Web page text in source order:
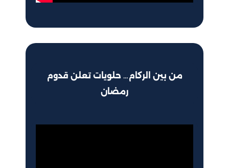
من بين الركام… حلويات تعلن قدوم
رمضان